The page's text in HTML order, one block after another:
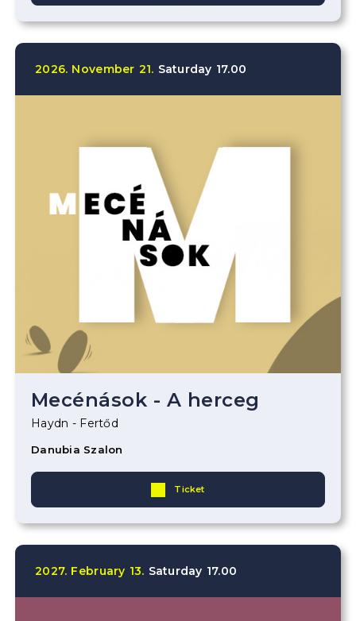
2026. November 21. Saturday 17.00
Mecénások - A herceg
Haydn - Fertőd
Danubia Szalon
Ticket
2027. February 13. Saturday 17.00